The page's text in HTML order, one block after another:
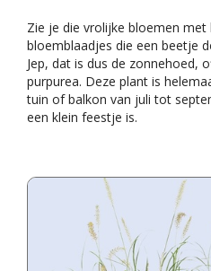
Zie je die vrolijke bloemen
bloemblaadjes die een beetje
Jep, dat is dus de zonnehoed,
purpurea. Deze plant is
tuin of balkon van juli tot
een klein feestje is.